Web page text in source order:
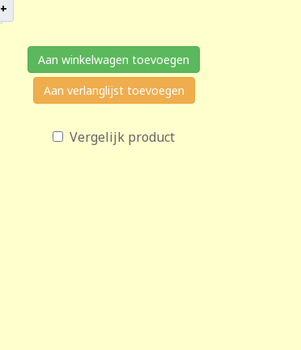
+
Aan winkelwagen toevoegen
Aan verlanglijst toevoegen
Vergelijk product